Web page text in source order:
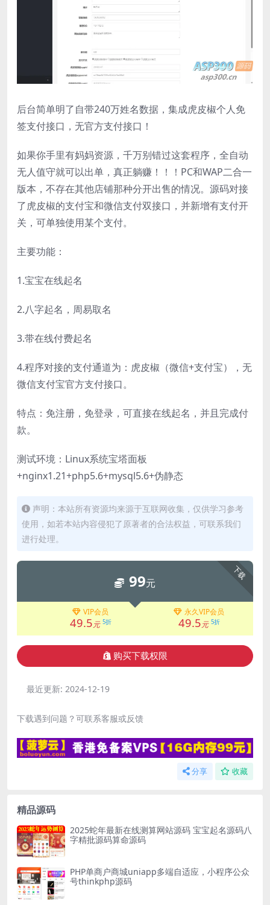
后台简单明了自带240万姓名数据，集成虎皮椒个人免
签支付接口，无官方支付接口！
如果你手里有妈妈资源，千万别错过这套程序，全自动
无人值守就可以出单，真正躺赚！！！PC和WAP二合一
版本，不存在其他店铺那种分开出售的情况。源码对接
了虎皮椒的支付宝和微信支付双接口，并新增有支付开
关，可单独使用某个支付。
主要功能：
1.宝宝在线起名
2.八字起名，周易取名
3.带在线付费起名
4.程序对接的支付通道为：虎皮椒（微信+支付宝），无
微信支付宝官方支付接口。
特点：免注册，免登录，可直接在线起名，并且完成付
款。
测试环境：Linux系统宝塔面板
+nginx1.21+php5.6+mysql5.6+伪静态
声明：本站所有资源均来源于互联网收集，仅供学习参考
使用，如若本站内容侵犯了原著者的合法权益，可联系我们
进行处理。
下载
99元
VIP会员
49.5元 5折
永久VIP会员
49.5元 5折
购买下载权限
最近更新: 2024-12-19
下载遇到问题？可联系客服或反馈
分享 收藏
精品源码
2025蛇年最新在线测算网站源码 宝宝起名源码八
字精批源码算命源码
PHP单商户商城uniapp多端自适应，小程序公众
号thinkphp源码